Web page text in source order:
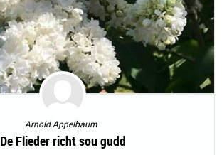
Arnold Appelbaum
De Flieder richt sou gudd